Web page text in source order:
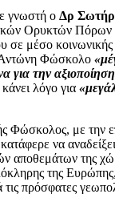
γνωστή ο Δρ
Ορυκτών Πόρων
σε μέσο
Αντώνη Φώσκολο
για την
κάνει λόγο για
Φώσκολος, με την
να
αποθεμάτων της
της
πρόσφατες